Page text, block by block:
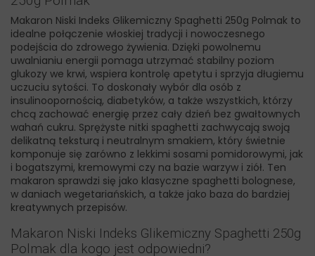
Makaron Niski Indeks Glikemiczny Spaghetti 250g Polmak to
idealne połączenie włoskiej tradycji i nowoczesnego
podejścia do zdrowego żywienia. Dzięki powolnemu
uwalnianiu energii pomaga utrzymać stabilny poziom
glukozy we krwi, wspiera kontrolę apetytu i sprzyja długiemu
uczuciu sytości. To doskonały wybór dla osób z
insulinoopornością, diabetyków, a także wszystkich, którzy
chcą zachować energię przez cały dzień bez gwałtownych
wahań cukru. Sprężyste nitki spaghetti zachwycają swoją
delikatną teksturą i neutralnym smakiem, który świetnie
komponuje się zarówno z lekkimi sosami pomidorowymi, jak
i bogatszymi, kremowymi czy na bazie warzyw i ziół. Ten
makaron sprawdzi się jako klasyczne spaghetti bolognese,
w daniach wegetariańskich, a także jako baza do bardziej
kreatywnych przepisów.
Makaron Niski Indeks Glikemiczny Spaghetti 250g
Polmak dla kogo jest odpowiedni?